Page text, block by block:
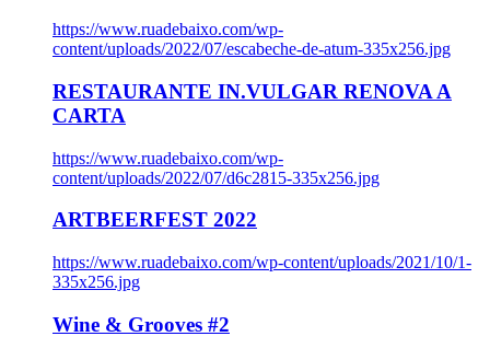
https://www.ruadebaixo.com/wp-
content/uploads/2022/07/escabeche-de-atum-335x256.jpg
RESTAURANTE IN.VULGAR RENOVA A
CARTA
https://www.ruadebaixo.com/wp-
content/uploads/2022/07/d6c2815-335x256.jpg
ARTBEERFEST 2022
https://www.ruadebaixo.com/wp-content/uploads/2021/10/1-
335x256.jpg
Wine & Grooves #2